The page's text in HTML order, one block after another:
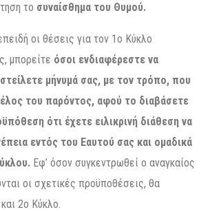
το συναίσθημα του Θυμού.
οι θέσεις για τον 1ο Κύκλο
μπορείτε όσοι ενδιαφέρεστε να
μήνυμά σας, με τον τρόπο, που
του παρόντος, αφού το διαβάσετε
ότι έχετε ειλικρινή διάθεση να
εντός του Εαυτού σας και ομαδικά
Εφ’ όσον συγκεντρωθεί ο αναγκαίος
οι σχετικές προϋποθέσεις, θα
2ο Κύκλο.